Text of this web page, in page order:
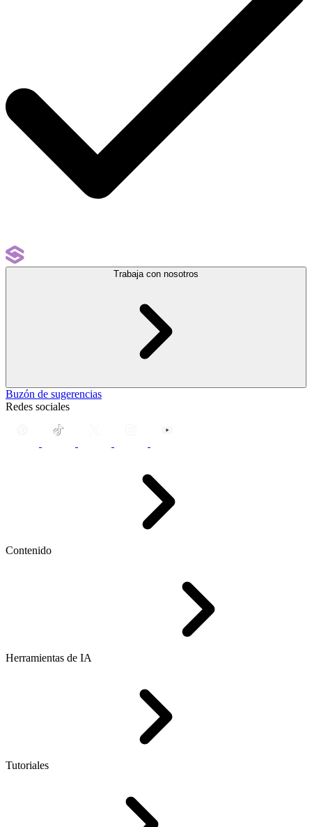
Trabaja con nosotros
Buzón de sugerencias
Redes sociales
Contenido
Herramientas de IA
Tutoriales